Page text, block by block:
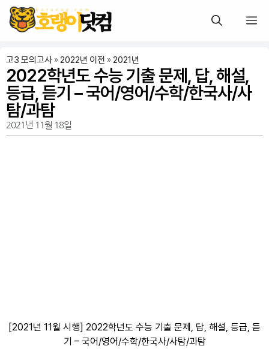
고3 모의고사»2022년 이전 »2021년
2022학년도 수능 기출 문제, 답, 해설,
등급, 듣기 – 국어/영어/수학/한국사/사
탐/과탐
2021년 11월 18일
[2021년 11월 시행] 2022학년도 수능 기출 문제, 답, 해설, 등급, 듣
기 – 국어/영어/수학/한국사/사탐/과탐